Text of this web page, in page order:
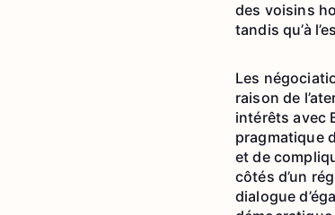
des voisins
tandis qu’à
Les
raison de
intérêts avec
pragmatique
et de
côtés d’un
dialogue